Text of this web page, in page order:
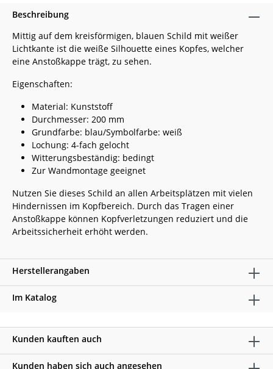
Beschreibung
Mittig auf dem kreisförmigen, blauen Schild mit weißer
Lichtkante ist die weiße Silhouette eines Kopfes, welcher
eine Anstoßkappe trägt, zu sehen.
Eigenschaften:
Material: Kunststoff
Durchmesser: 200 mm
Grundfarbe: blau/Symbolfarbe: weiß
Lochung: 4-fach gelocht
Witterungsbeständig: bedingt
Zur Wandmontage geeignet
Nutzen Sie dieses Schild an allen Arbeitsplätzen mit vielen
Hindernissen im Kopfbereich. Durch das Tragen einer
Anstoßkappe können Kopfverletzungen reduziert und die
Arbeitssicherheit erhöht werden.
Herstellerangaben
Im Katalog
Kunden kauften auch
Kunden haben sich auch angesehen